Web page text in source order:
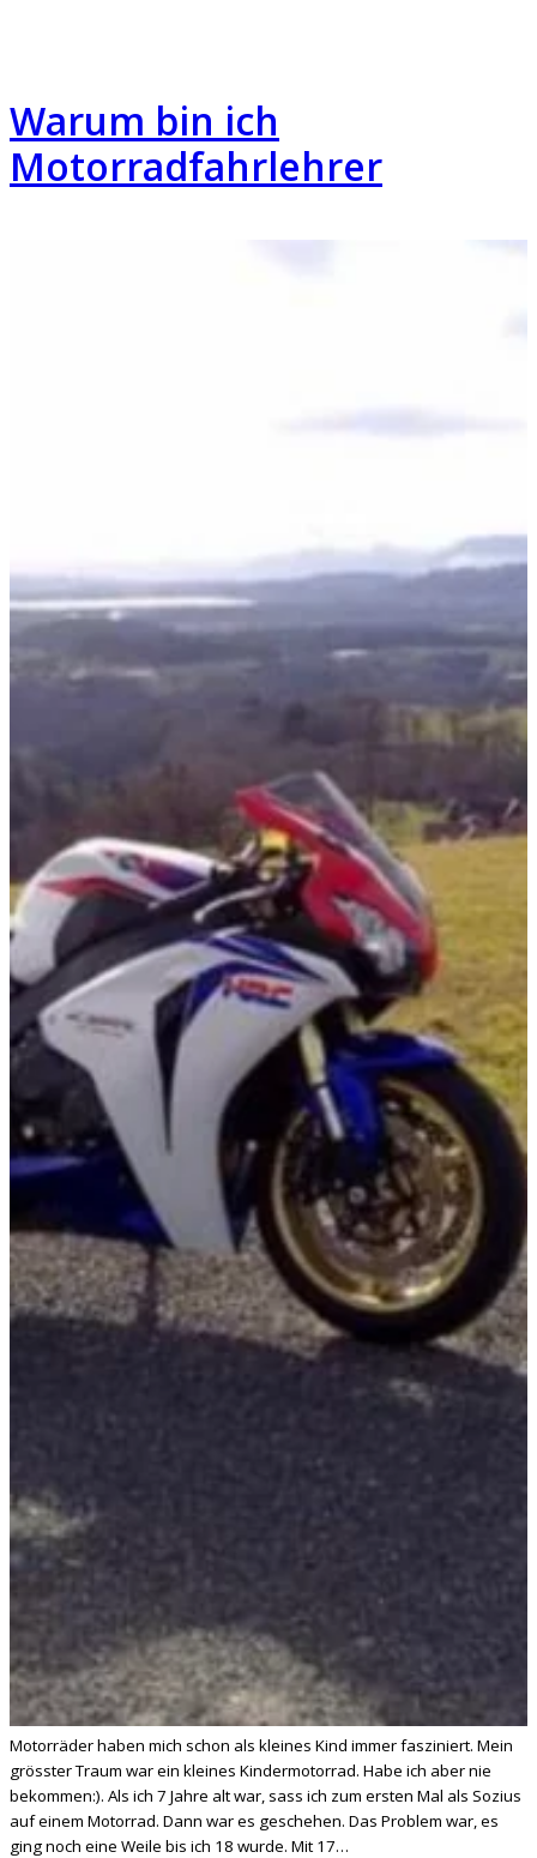
Warum bin ich
Motorradfahrlehrer
Motorräder haben mich schon als kleines Kind immer fasziniert. Mein
grösster Traum war ein kleines Kindermotorrad. Habe ich aber nie
bekommen:). Als ich 7 Jahre alt war, sass ich zum ersten Mal als Sozius
auf einem Motorrad. Dann war es geschehen. Das Problem war, es
ging noch eine Weile bis ich 18 wurde. Mit 17…